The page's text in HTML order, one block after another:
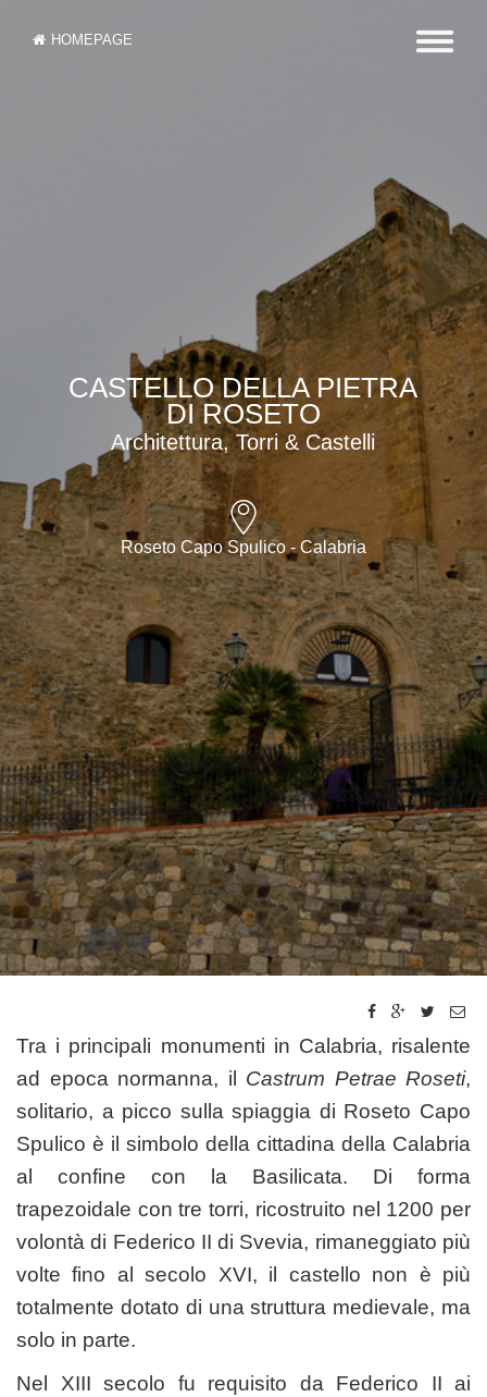
HOMEPAGE
CASTELLO DELLA PIETRA
DI ROSETO
Architettura, Torri & Castelli
Roseto Capo Spulico - Calabria
Tra i principali monumenti in Calabria, risalente
ad epoca normanna, il Castrum Petrae Roseti,
solitario, a picco sulla spiaggia di Roseto Capo
Spulico è il simbolo della cittadina della Calabria
al confine con la Basilicata. Di forma
trapezoidale con tre torri, ricostruito nel 1200 per
volontà di Federico II di Svevia, rimaneggiato più
volte fino al secolo XVI, il castello non è più
totalmente dotato di una struttura medievale, ma
solo in parte.
Nel XIII secolo fu requisito da Federico II ai